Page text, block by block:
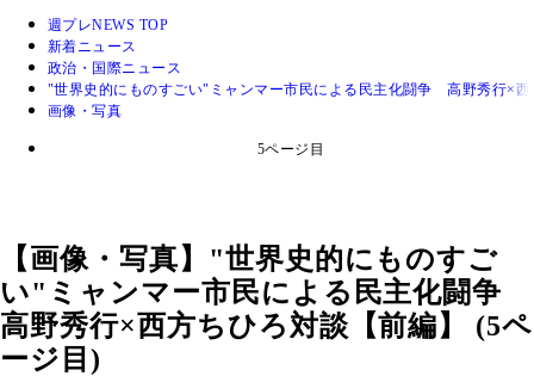
週プレNEWS TOP
新着ニュース
政治・国際ニュース
"世界史的にものすごい"ミャンマー市民による民主化闘争 高野秀行×西
画像・写真
5ページ目
【画像・写真】"世界史的にものすご
い"ミャンマー市民による民主化闘争
高野秀行×西方ちひろ対談【前編】 (5ペ
ージ目)